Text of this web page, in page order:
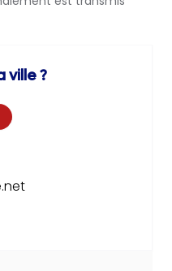
ville ?